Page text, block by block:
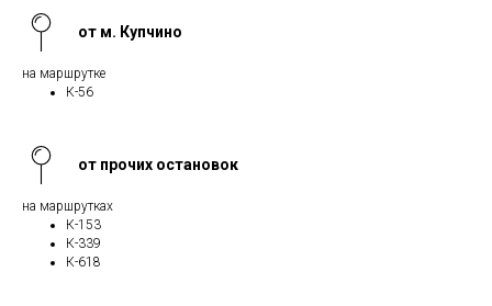
от м. Купчино
на маршрутке
К-56
от прочих остановок
на маршрутках
К-153
К-339
К-618